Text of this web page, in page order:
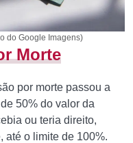
do Google Imagens)
Morte
por morte passou a
50% do valor da
ou teria direito,
até o limite de 100%.